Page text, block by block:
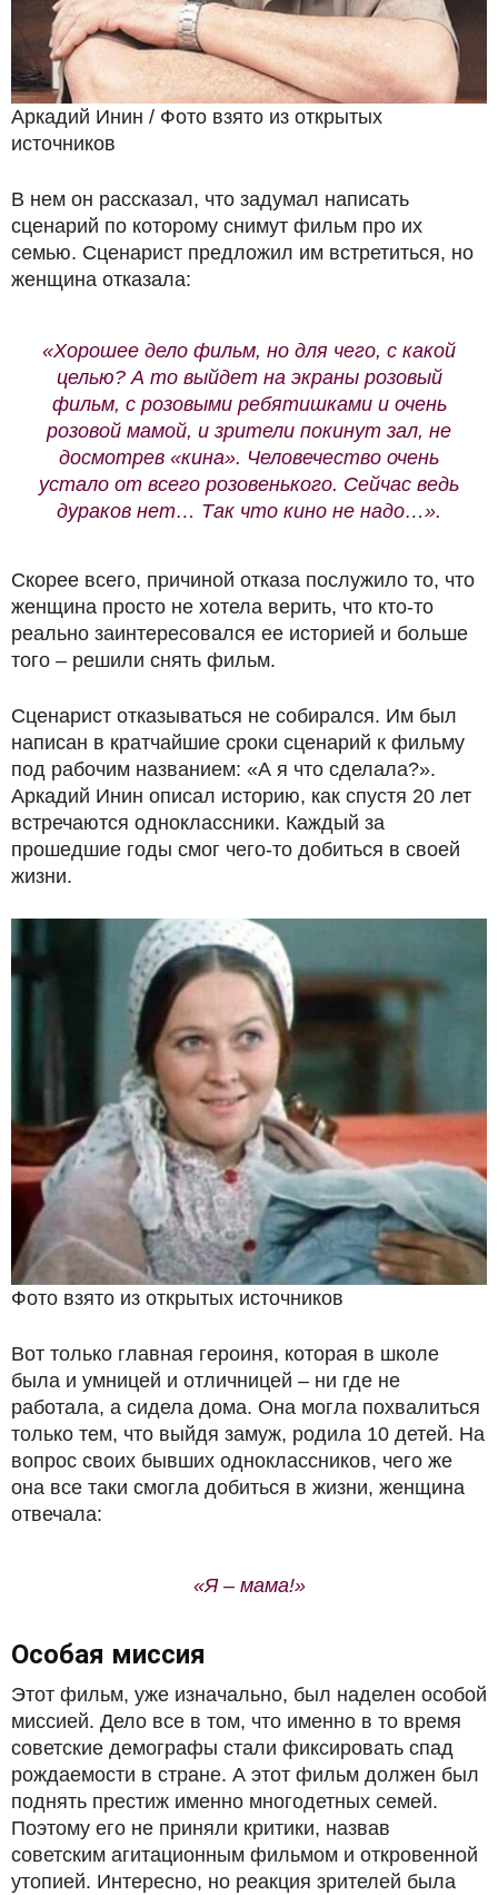
Аркадий Инин / Фото взято из открытых
источников
В нем он рассказал, что задумал написать
сценарий по которому снимут фильм про их
семью. Сценарист предложил им встретиться, но
женщина отказала:
«Хорошее дело фильм, но для чего, с какой
целью? А то выйдет на экраны розовый
фильм, с розовыми ребятишками и очень
розовой мамой, и зрители покинут зал, не
досмотрев «кина». Человечество очень
устало от всего розовенького. Сейчас ведь
дураков нет… Так что кино не надо…».
Скорее всего, причиной отказа послужило то, что
женщина просто не хотела верить, что кто-то
реально заинтересовался ее историей и больше
того – решили снять фильм.
Сценарист отказываться не собирался. Им был
написан в кратчайшие сроки сценарий к фильму
под рабочим названием: «А я что сделала?».
Аркадий Инин описал историю, как спустя 20 лет
встречаются одноклассники. Каждый за
прошедшие годы смог чего-то добиться в своей
жизни.
Фото взято из открытых источников
Вот только главная героиня, которая в школе
была и умницей и отличницей – ни где не
работала, а сидела дома. Она могла похвалиться
только тем, что выйдя замуж, родила 10 детей. На
вопрос своих бывших одноклассников, чего же
она все таки смогла добиться в жизни, женщина
отвечала:
«Я – мама!»
Особая миссия
Этот фильм, уже изначально, был наделен особой
миссией. Дело все в том, что именно в то время
советские демографы стали фиксировать спад
рождаемости в стране. А этот фильм должен был
поднять престиж именно многодетных семей.
Поэтому его не приняли критики, назвав
советским агитационным фильмом и откровенной
утопией. Интересно, но реакция зрителей была